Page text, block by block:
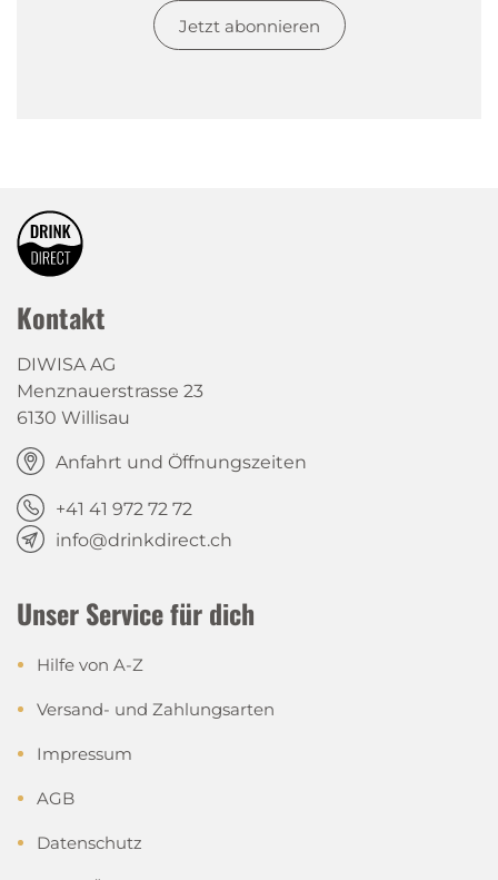
Jetzt abonnieren
Kontakt
DIWISA AG
Menznauerstrasse 23
6130 Willisau
Anfahrt und Öffnungszeiten
+41 41 972 72 72
info@drinkdirect.ch
Unser Service für dich
Hilfe von A-Z
Versand- und Zahlungsarten
Impressum
AGB
Datenschutz